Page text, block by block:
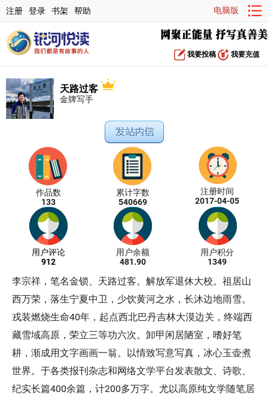
注册 登录 书架 帮助 电脑版
我要投稿 我要充值
天路过客
金牌写手
作品数
133
累计字数
540669
注册时间
2017-04-05
用户评论
912
用户余额
481.90
用户积分
1349
李宗祥，笔名金锁、天路过客。解放军退休大校。祖居山
西万荣，落生宁夏中卫，少饮黄河之水，长沐边地雨雪。
戎装燃烧生命40年，起点西北巴丹吉林大漠边关，终端西
藏雪域高原，荣立三等功六次。卸甲闲居陋室，嗜好笔
耕，渐成用文字画画一翁。以情致写意写真，冰心玉壶煮
世界。于各类报刊杂志和网络文学平台发表散文、诗歌、
纪实长篇400余篇，计200多万字。尤以高原纯文学随笔居